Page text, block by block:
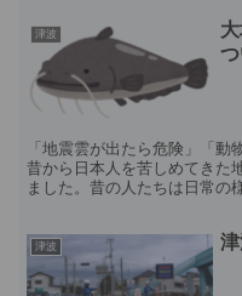
津波
「地震雲が出たら危険」「
昔から日本人を苦しめてきた
ました。昔の人たちは日常の
津波